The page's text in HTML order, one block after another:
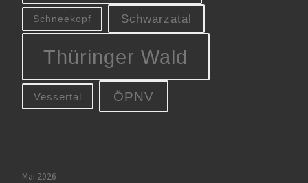
Schneekopf Schwarzatal
Thüringer Wald
Vessertal ÖPNV
Mai 2026